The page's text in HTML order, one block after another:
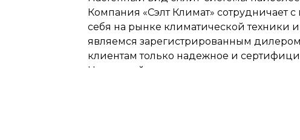
Компания «Сэлт Климат»
себя на рынке климатической техники
являемся зарегистрированным
клиентам только надежное и
Настенный кондиционер дополнит уют